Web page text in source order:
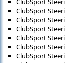
ClubSport
ClubSport
ClubSport
ClubSport
ClubSport
ClubSport